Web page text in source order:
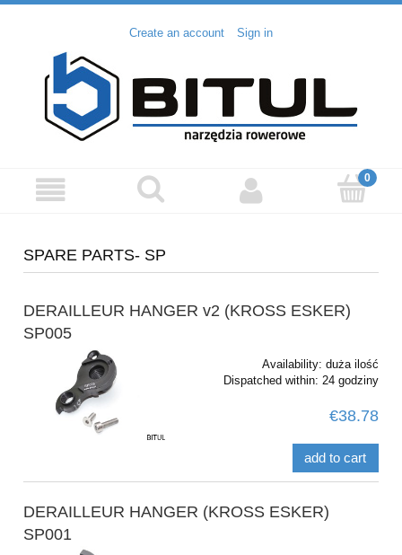
Create an account Sign in
SPARE PARTS- SP
DERAILLEUR HANGER v2 (KROSS ESKER)
SP005
Availability: duża ilość
Dispatched within: 24 godziny
€38.78
add to cart
DERAILLEUR HANGER (KROSS ESKER)
SP001